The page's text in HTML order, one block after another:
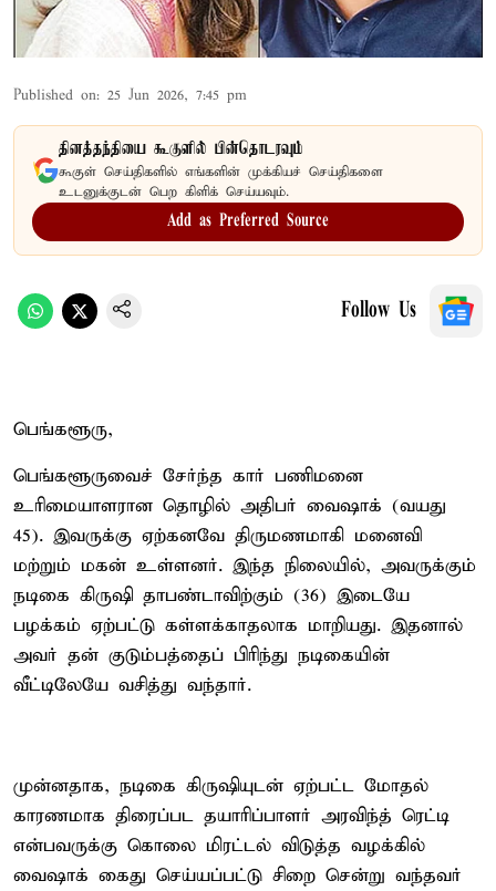
Published on: 25 Jun 2026, 7:45 pm
தினத்தந்தியை கூகுளில் பின்தொடரவும்
கூகுள் செய்திகளில் எங்களின் முக்கியச் செய்திகளை
உடனுக்குடன் பெற கிளிக் செய்யவும்.
Add as Preferred Source
Follow Us
பெங்களூரு,
பெங்களூருவைச் சேர்ந்த கார் பணிமனை
உரிமையாளரான தொழில் அதிபர் வைஷாக் (வயது
45). இவருக்கு ஏற்கனவே திருமணமாகி மனைவி
மற்றும் மகன் உள்ளனர். இந்த நிலையில், அவருக்கும்
நடிகை கிருஷி தாபண்டாவிற்கும் (36) இடையே
பழக்கம் ஏற்பட்டு கள்ளக்காதலாக மாறியது. இதனால்
அவர் தன் குடும்பத்தைப் பிரிந்து நடிகையின்
வீட்டிலேயே வசித்து வந்தார்.
முன்னதாக, நடிகை கிருஷியுடன் ஏற்பட்ட மோதல்
காரணமாக திரைப்பட தயாரிப்பாளர் அரவிந்த் ரெட்டி
என்பவருக்கு கொலை மிரட்டல் விடுத்த வழக்கில்
வைஷாக் கைது செய்யப்பட்டு சிறை சென்று வந்தவர்